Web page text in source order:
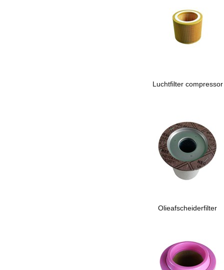
Luchtfilter compressor
Olieafscheiderfilter